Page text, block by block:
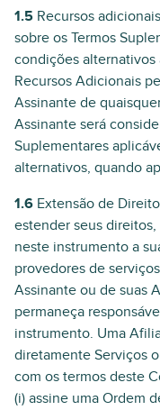
1.5 Recursos
sobre os Termos
condições alternativos
Recursos Adicionais
Assinante de
Assinante será
Suplementares
alternativos, quando
1.6 Extensão de
estender seus
neste instrumento a
provedores de
Assinante ou de suas
permaneça
instrumento. Uma
diretamente Serviços
com os termos deste
(i) assine uma Ordem